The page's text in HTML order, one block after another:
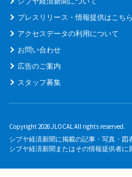
プレスリリース・情報提供はこち
アクセスデータの利用について
お問い合わせ
広告のご案内
スタッフ募集
Copyright 2026 JLOCAL All rights reserved.
シブヤ経済新聞に掲載の記事・写真・
シブヤ経済新聞またはその情報提供者に